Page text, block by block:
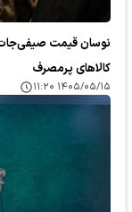
نوسان قیمت صیفی‌جات
کالا‌های پرمصرف
۱۴۰۵/۰۵/۱۵ ۱۱:۲۰